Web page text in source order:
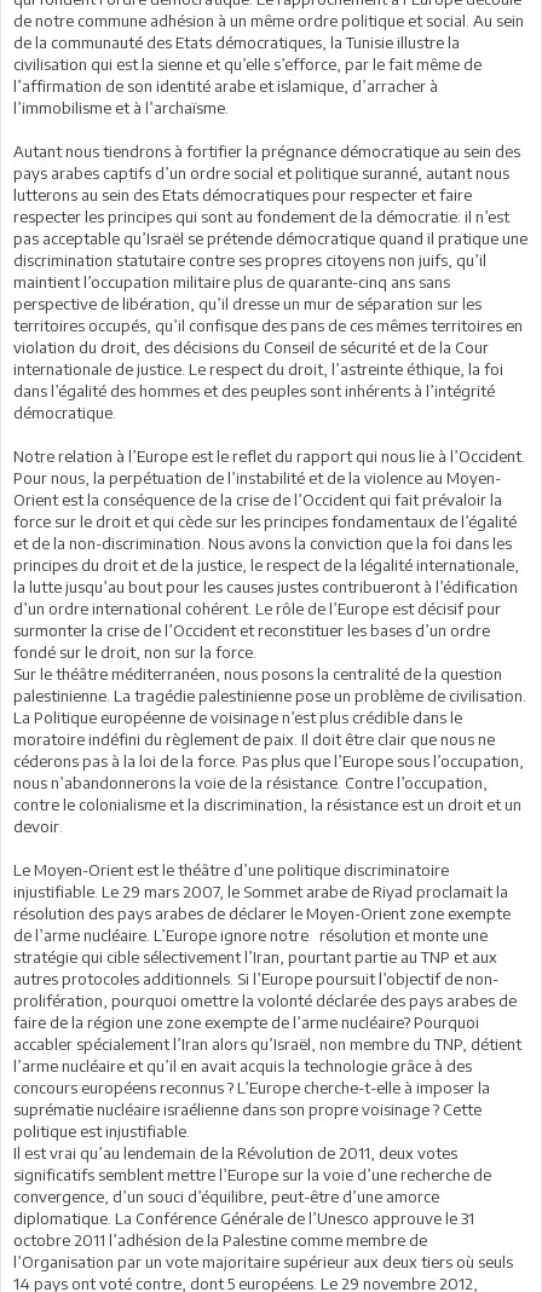
de notre commune adhésion à un même ordre politique et social. Au sein
de la communauté des Etats démocratiques, la Tunisie illustre la
civilisation qui est la sienne et qu’elle s’efforce, par le fait même de
l’affirmation de son identité arabe et islamique, d’arracher à
l’immobilisme et à l’archaïsme.
Autant nous tiendrons à fortifier la prégnance démocratique au sein des
pays arabes captifs d’un ordre social et politique suranné, autant nous
lutterons au sein des Etats démocratiques pour respecter et faire
respecter les principes qui sont au fondement de la démocratie: il n’est
pas acceptable qu’Israël se prétende démocratique quand il pratique une
discrimination statutaire contre ses propres citoyens non juifs, qu’il
maintient l’occupation militaire plus de quarante-cinq ans sans
perspective de libération, qu’il dresse un mur de séparation sur les
territoires occupés, qu’il confisque des pans de ces mêmes territoires en
violation du droit, des décisions du Conseil de sécurité et de la Cour
internationale de justice. Le respect du droit, l’astreinte éthique, la foi
dans l’égalité des hommes et des peuples sont inhérents à l’intégrité
démocratique.
Notre relation à l’Europe est le reflet du rapport qui nous lie à l’Occident.
Pour nous, la perpétuation de l’instabilité et de la violence au Moyen-
Orient est la conséquence de la crise de l’Occident qui fait prévaloir la
force sur le droit et qui cède sur les principes fondamentaux de l’égalité
et de la non-discrimination. Nous avons la conviction que la foi dans les
principes du droit et de la justice, le respect de la légalité internationale,
la lutte jusqu’au bout pour les causes justes contribueront à l’édification
d’un ordre international cohérent. Le rôle de l’Europe est décisif pour
surmonter la crise de l’Occident et reconstituer les bases d’un ordre
fondé sur le droit, non sur la force.
Sur le théâtre méditerranéen, nous posons la centralité de la question
palestinienne. La tragédie palestinienne pose un problème de civilisation.
La Politique européenne de voisinage n’est plus crédible dans le
moratoire indéfini du règlement de paix. Il doit être clair que nous ne
céderons pas à la loi de la force. Pas plus que l’Europe sous l’occupation,
nous n’abandonnerons la voie de la résistance. Contre l’occupation,
contre le colonialisme et la discrimination, la résistance est un droit et un
devoir.
Le Moyen-Orient est le théâtre d’une politique discriminatoire
injustifiable. Le 29 mars 2007, le Sommet arabe de Riyad proclamait la
résolution des pays arabes de déclarer le Moyen-Orient zone exempte
de l’arme nucléaire. L’Europe ignore notre résolution et monte une
stratégie qui cible sélectivement l’Iran, pourtant partie au TNP et aux
autres protocoles additionnels. Si l’Europe poursuit l’objectif de non-
prolifération, pourquoi omettre la volonté déclarée des pays arabes de
faire de la région une zone exempte de l’arme nucléaire? Pourquoi
accabler spécialement l’Iran alors qu’Israël, non membre du TNP, détient
l’arme nucléaire et qu’il en avait acquis la technologie grâce à des
concours européens reconnus ? L’Europe cherche-t-elle à imposer la
suprématie nucléaire israélienne dans son propre voisinage ? Cette
politique est injustifiable.
Il est vrai qu’au lendemain de la Révolution de 2011, deux votes
significatifs semblent mettre l’Europe sur la voie d’une recherche de
convergence, d’un souci d’équilibre, peut-être d’une amorce
diplomatique. La Conférence Générale de l’Unesco approuve le 31
octobre 2011 l’adhésion de la Palestine comme membre de
l’Organisation par un vote majoritaire supérieur aux deux tiers où seuls
14 pays ont voté contre, dont 5 européens. Le 29 novembre 2012,